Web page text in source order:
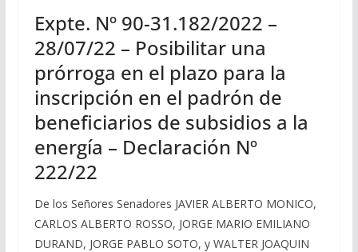
Expte. Nº 90-31.182/2022 –
28/07/22 – Posibilitar una
prórroga en el plazo para la
inscripción en el padrón de
beneficiarios de subsidios a la
energía – Declaración Nº
222/22
De los Señores Senadores JAVIER ALBERTO MONICO,
CARLOS ALBERTO ROSSO, JORGE MARIO EMILIANO
DURAND, JORGE PABLO SOTO, y WALTER JOAQUIN